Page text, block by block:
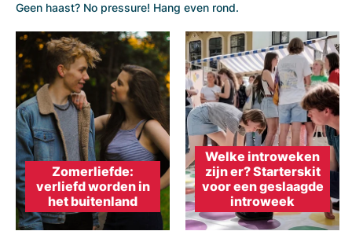
Geen haast? No pressure! Hang even rond.
Zomerliefde:
verliefd worden in
het buitenland
Welke introweken
zijn er? Starterskit
voor een geslaagde
introweek